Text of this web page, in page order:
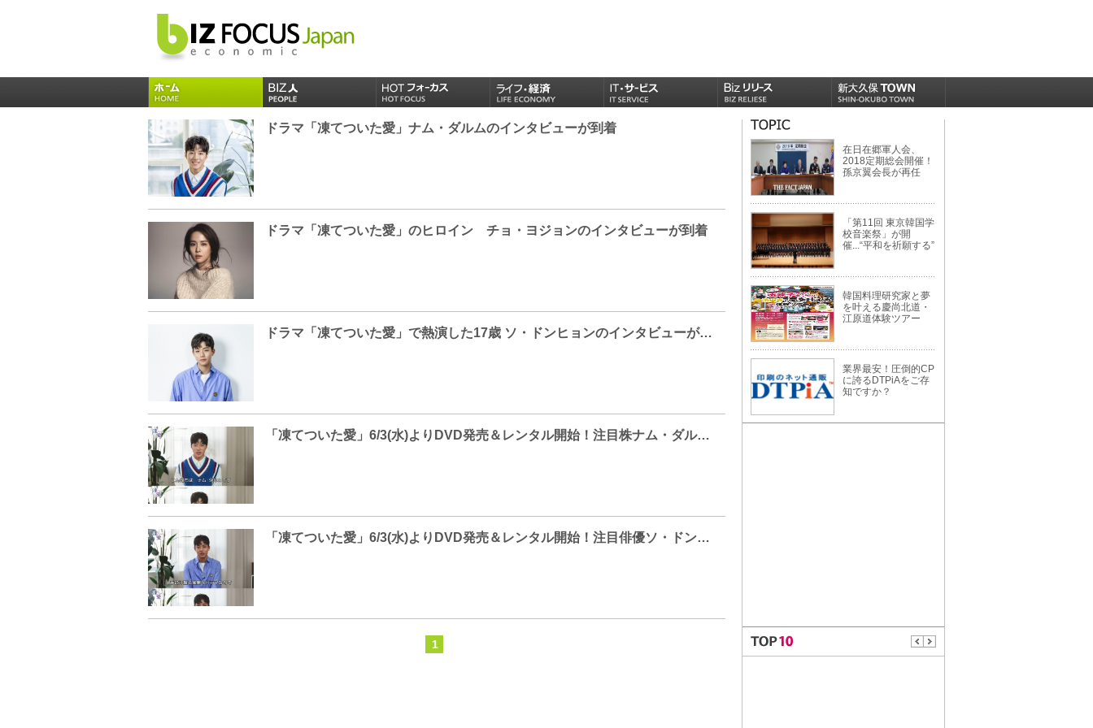
ドラマ「凍てついた愛」ナム・ダルムのインタビューが到着
ドラマ「凍てついた愛」のヒロイン チョ・ヨジョンのインタビューが到着
ドラマ「凍てついた愛」で熱演した17歳 ソ・ドンヒョンのインタビューが到着
「凍てついた愛」6/3(水)よりDVD発売＆レンタル開始！注目株ナム・ダルムよりメッセージ映像到着！
「凍てついた愛」6/3(水)よりDVD発売＆レンタル開始！注目俳優ソ・ドンヒョンよりメッセージ映像到着！
1
在日在郷軍人会、
2018定期総会開催！
孫京翼会長が再任
「第11回 東京韓国学
校音楽祭」が開
催...“平和を祈願する”
韓国料理研究家と夢
を叶える慶尚北道・
江原道体験ツアー
業界最安！圧倒的CP
に誇るDTPiAをご存
知ですか？